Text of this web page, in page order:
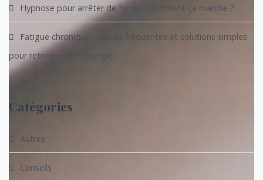
Hypnose pour arrêter de fumer : comment ça marche ?
Fatigue chronique : causes fréquentes et solutions simples
pour retrouver son énergie
Catégories
Autres
Conseils